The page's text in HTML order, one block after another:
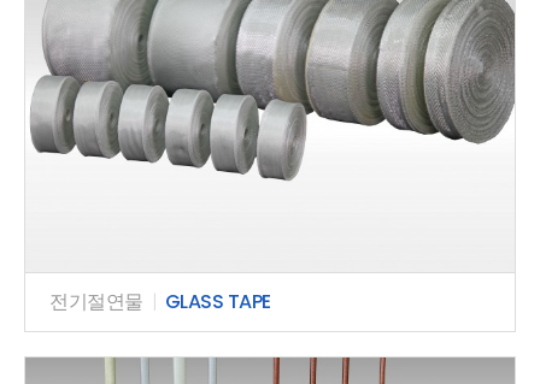
전기절연물 | GLASS TAPE